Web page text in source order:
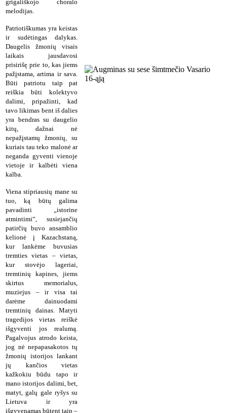
grigališkojo choralo
melodijas.
Patriotiškumas yra keistas
ir sudėtingas dalykas.
Daugelis žmonių visais
laikais jausdavosi
prisirišę prie to, kas jiems
pažįstama, artima ir sava.
Būti patriotu taip pat
reiškia būti kolektyvo
dalimi, pripažinti, kad
tavo likimas bent iš dalies
yra bendras su daugelio
kitų, dažnai nė
nepažįstamų žmonių, su
kuriais tau teko malonė ar
neganda gyventi vienoje
vietoje ir kalbėti viena
kalba.
Viena stipriausių mane su
tuo, ką būtų galima
pavadinti „istorine
atmintimi“, susiejančių
patirčių buvo ansamblio
kelionė į Kazachstaną,
kur lankėme buvusias
tremties vietas – vietas,
kur stovėjo lageriai,
tremtinių kapines, jiems
skirtus memorialus,
muziejus – ir visa tai
darėme dainuodami
tremtinių dainas. Matyti
tragedijos vietas reiškė
išgyventi jos realumą.
Pagalvojus atrodo keista,
jog nė nepapasakotos tų
žmonių istorijos lankant
jų kančios vietas
kažkokiu būdu tapo ir
mano istorijos dalimi, bet,
matyt, galų gale ryšys su
Lietuva ir yra
išgyvenamas būtent taip –